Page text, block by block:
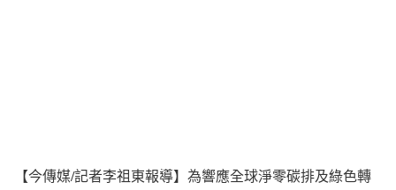
【今傳媒/記者李祖東報導】為響應全球淨零碳排及綠色轉